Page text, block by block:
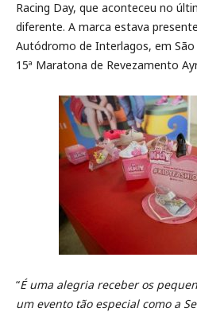
Racing Day, que aconteceu no
diferente. A marca estava
Autódromo de Interlagos, em
15ª Maratona de Revezamento
“É uma alegria receber os
um evento tão especial como a